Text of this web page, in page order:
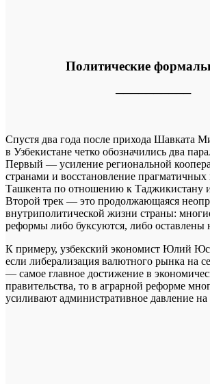
Политические
──────────
Спустя два года после прихода Шавката
в Узбекистане четко обозначились два
Первый — усиление региональной
странами и восстановление
Ташкента по отношению к Таджикистану
Второй трек — это продолжающаяся
внутриполитической жизни страны:
реформы либо буксуются, либо оставлены
К примеру, узбекский экономист Юлий
если либерализация валютного рынка на
— самое главное достижение в
правительства, то в аграрной реформе
усиливают административное давление